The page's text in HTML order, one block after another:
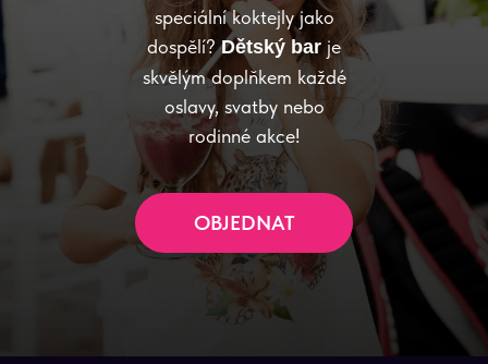
speciální koktejly jako
dospělí?Dětský bar je
skvělým doplňkem každé
oslavy, svatby nebo
rodinné akce!
OBJEDNAT